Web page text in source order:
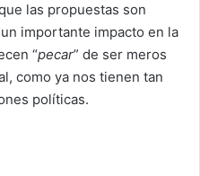
las propuestas son
importante impacto en la
“pecar” de ser meros
como ya nos tienen tan
políticas.